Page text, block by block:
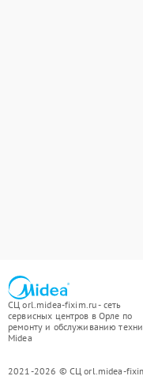
СЦ orl.midea-fixim.ru - сеть
сервисных центров в Орле по
ремонту и обслуживанию
Midea
2021-2026 © СЦ orl.midea-